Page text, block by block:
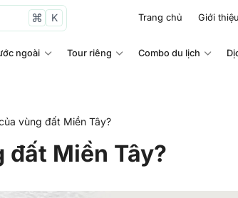
K Trang chủ Giới thiệu
ngoài Tour riêng Combo du lịch
vùng đất Miền Tây?
Miền Tây?